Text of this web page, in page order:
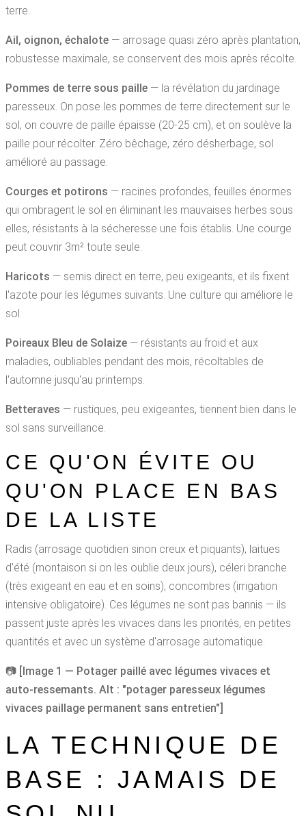
terre.
Ail, oignon, échalote — arrosage quasi zéro après plantation,
robustesse maximale, se conservent des mois après récolte.
Pommes de terre sous paille — la révélation du jardinage
paresseux. On pose les pommes de terre directement sur le
sol, on couvre de paille épaisse (20-25 cm), et on soulève la
paille pour récolter. Zéro bêchage, zéro désherbage, sol
amélioré au passage.
Courges et potirons — racines profondes, feuilles énormes
qui ombragent le sol en éliminant les mauvaises herbes sous
elles, résistants à la sécheresse une fois établis. Une courge
peut couvrir 3m² toute seule.
Haricots — semis direct en terre, peu exigeants, et ils fixent
l'azote pour les légumes suivants. Une culture qui améliore le
sol.
Poireaux Bleu de Solaize — résistants au froid et aux
maladies, oubliables pendant des mois, récoltables de
l'automne jusqu'au printemps.
Betteraves — rustiques, peu exigeantes, tiennent bien dans le
sol sans surveillance.
CE QU'ON ÉVITE OU
QU'ON PLACE EN BAS
DE LA LISTE
Radis (arrosage quotidien sinon creux et piquants), laitues
d'été (montaison si on les oublie deux jours), céleri branche
(très exigeant en eau et en soins), concombres (irrigation
intensive obligatoire). Ces légumes ne sont pas bannis — ils
passent juste après les vivaces dans les priorités, en petites
quantités et avec un système d'arrosage automatique.
📷
[Image 1 — Potager paillé avec légumes vivaces et
auto-ressemants. Alt : "potager paresseux légumes
vivaces paillage permanent sans entretien"]
LA TECHNIQUE DE
BASE : JAMAIS DE